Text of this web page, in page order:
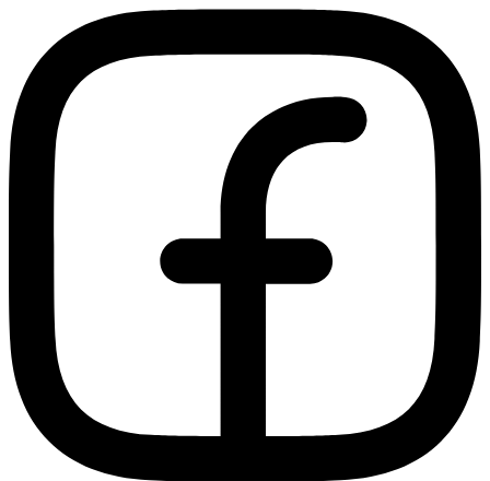
contenido